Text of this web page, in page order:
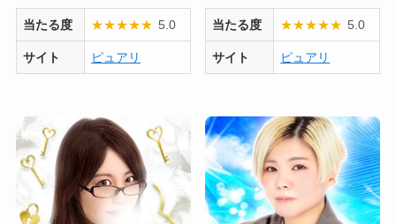
当たる度 ★★★★★ 5.0
サイト ピュアリ
当たる度 ★★★★★ 5.0
サイト ピュアリ